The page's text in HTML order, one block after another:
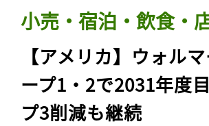
小売・宿泊・飲食・
【アメリカ】ウォル
ープ1・2で2031年度
プ3削減も継続